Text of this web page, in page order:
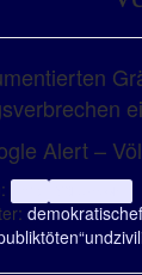
Alert –
demokratische
töten“und